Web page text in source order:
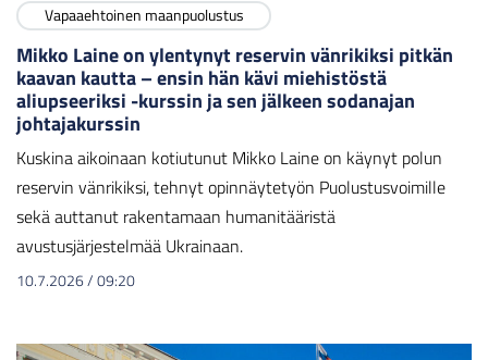
Vapaaehtoinen maanpuolustus
Mikko Laine on ylentynyt reservin vänrikiksi pitkän
kaavan kautta – ensin hän kävi miehistöstä
aliupseeriksi -kurssin ja sen jälkeen sodanajan
johtajakurssin
Kuskina aikoinaan kotiutunut Mikko Laine on käynyt polun
reservin vänrikiksi, tehnyt opinnäytetyön Puolustusvoimille
sekä auttanut rakentamaan humanitääristä
avustusjärjestelmää Ukrainaan.
10.7.2026/09:20